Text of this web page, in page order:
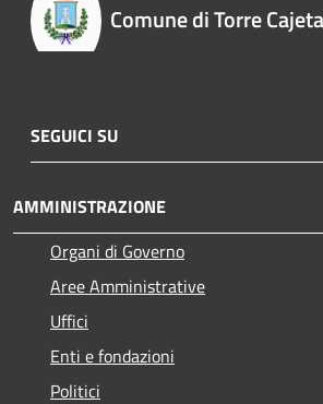
Comune di Torre
SEGUICI SU
AMMINISTRAZIONE
Organi di Governo
Aree Amministrative
Uffici
Enti e fondazioni
Politici